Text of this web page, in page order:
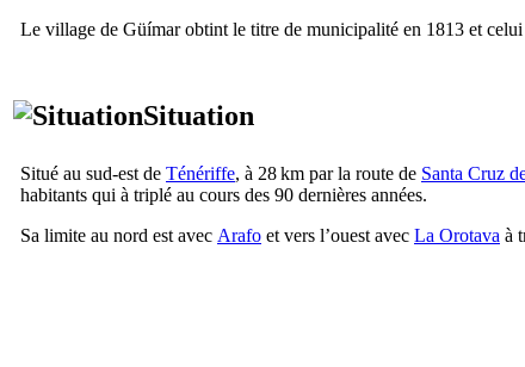
Le village de Güímarobtint le titre de municipalité en 1813 et
Situation
Situé au sud-est de Ténériffe, à 28 km par la route de Santa Cruz
habitants qui à triplé au cours des 90 dernières années.
Sa limite au nord est avec Arafo et vers l’ouest avec La Orotava à